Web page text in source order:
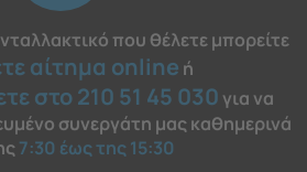
που θέλετε μπορείτε
αίτημα online ή
στο 210 51 45 030 για να
συνεργάτη μας καθημερινά
7:30 έως της 15:30